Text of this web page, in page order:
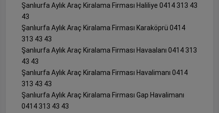
Şanlıurfa Aylık Araç Kiralama Firması Haliliye 0414 313 43
43
Şanlıurfa Aylık Araç Kiralama Firması Karaköprü 0414
313 43 43
Şanlıurfa Aylık Araç Kiralama Firması Havaalanı 0414 313
43 43
Şanlıurfa Aylık Araç Kiralama Firması Havalimanı 0414
313 43 43
Şanlıurfa Aylık Araç Kiralama Firması Gap Havalimanı
0414 313 43 43